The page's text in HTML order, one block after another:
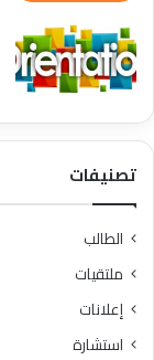
تصنيفات
الطالب
ملتقيات
إعلانات
استشارة